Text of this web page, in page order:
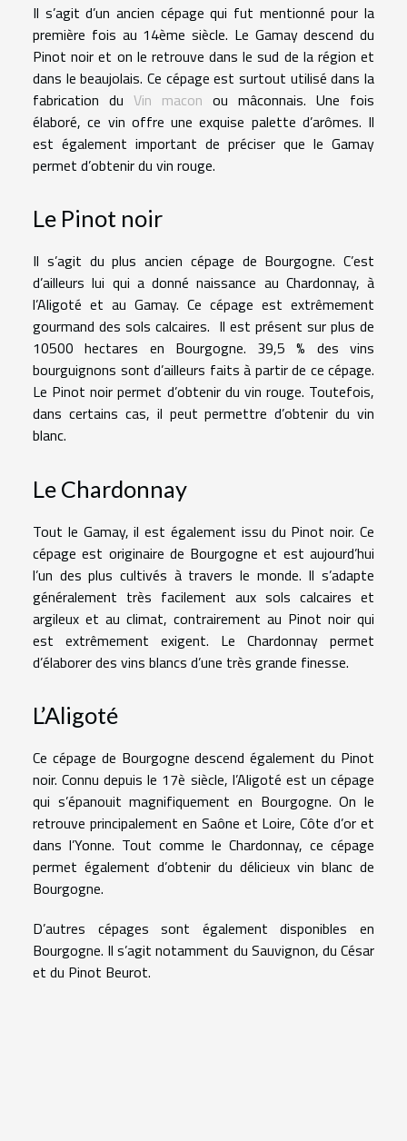
Il s’agit d’un ancien cépage qui fut mentionné pour la
première fois au 14ème siècle. Le Gamay descend du
Pinot noir et on le retrouve dans le sud de la région et
dans le beaujolais. Ce cépage est surtout utilisé dans la
fabrication du Vin macon ou mâconnais. Une fois
élaboré, ce vin offre une exquise palette d’arômes. Il
est également important de préciser que le Gamay
permet d’obtenir du vin rouge.
Le Pinot noir
Il s’agit du plus ancien cépage de Bourgogne. C’est
d’ailleurs lui qui a donné naissance au Chardonnay, à
l’Aligoté et au Gamay. Ce cépage est extrêmement
gourmand des sols calcaires. Il est présent sur plus de
10500 hectares en Bourgogne. 39,5 % des vins
bourguignons sont d’ailleurs faits à partir de ce cépage.
Le Pinot noir permet d’obtenir du vin rouge. Toutefois,
dans certains cas, il peut permettre d’obtenir du vin
blanc.
Le Chardonnay
Tout le Gamay, il est également issu du Pinot noir. Ce
cépage est originaire de Bourgogne et est aujourd’hui
l’un des plus cultivés à travers le monde. Il s’adapte
généralement très facilement aux sols calcaires et
argileux et au climat, contrairement au Pinot noir qui
est extrêmement exigent. Le Chardonnay permet
d’élaborer des vins blancs d’une très grande finesse.
L’Aligoté
Ce cépage de Bourgogne descend également du Pinot
noir. Connu depuis le 17è siècle, l’Aligoté est un cépage
qui s’épanouit magnifiquement en Bourgogne. On le
retrouve principalement en Saône et Loire, Côte d’or et
dans l’Yonne. Tout comme le Chardonnay, ce cépage
permet également d’obtenir du délicieux vin blanc de
Bourgogne.
D’autres cépages sont également disponibles en
Bourgogne. Il s’agit notamment du Sauvignon, du César
et du Pinot Beurot.